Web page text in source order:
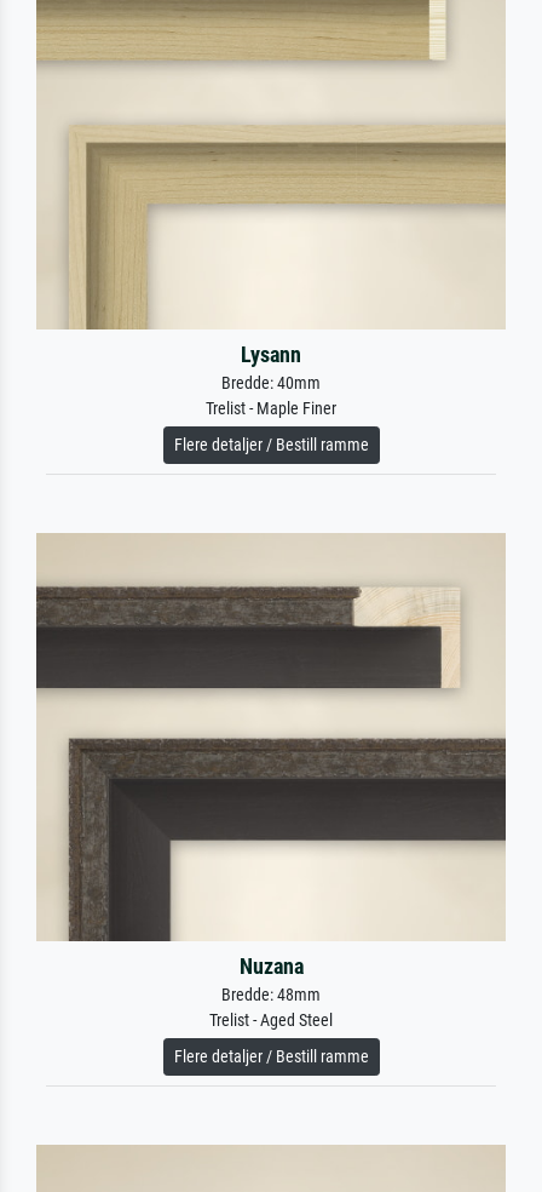
Lysann
Bredde: 40mm
Trelist - Maple Finer
Flere detaljer / Bestill ramme
Nuzana
Bredde: 48mm
Trelist - Aged Steel
Flere detaljer / Bestill ramme